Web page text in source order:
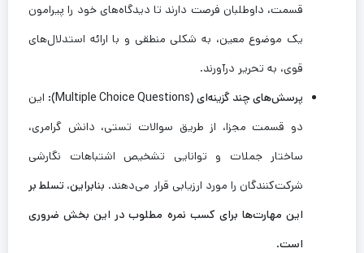
قسمت، داوطلبان فرصت دارند تا دیدگاه‌های خود را پیرامون
یک موضوع معین، به شکلی منطقی و با ارائه استدلال‌های
قوی، به تحریر درآورند.
پرسش‌های چند گزینه‌ای (Multiple Choice Questions):
این
دو قسمت مجزا، از طریق سوالات تستی، دانش گرامری،
ساختار جملات و توانایی تشخیص اشتباهات نگارشی
شرکت‌کنندگان را مورد ارزیابی قرار می‌دهند. بنابراین، تسلط بر
این مهارت‌ها برای کسب نمره مطلوب در این بخش ضروری
است.